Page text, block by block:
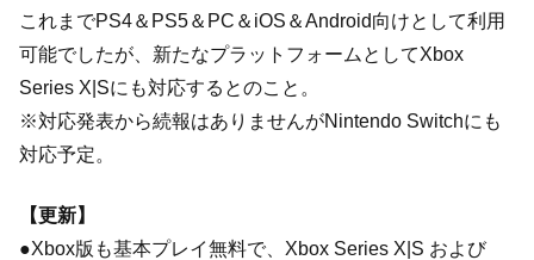
これまでPS4＆PS5＆PC＆iOS＆Android向けとして利用
可能でしたが、新たなプラットフォームとしてXbox
Series X|Sにも対応するとのこと。
※対応発表から続報はありませんがNintendo Switchにも
対応予定。
【更新】
●Xbox版も基本プレイ無料で、Xbox Series X|S および